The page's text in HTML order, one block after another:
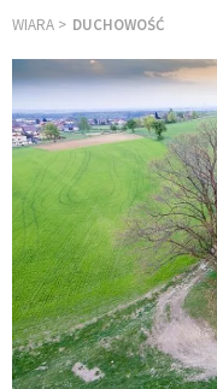
WIARA DUCHOWOŚĆ